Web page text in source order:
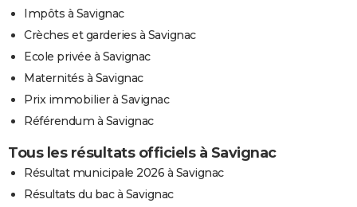
Impôts à Savignac
Crèches et garderies à Savignac
Ecole privée à Savignac
Maternités à Savignac
Prix immobilier à Savignac
Référendum à Savignac
Tous les résultats officiels à Savignac
Résultat municipale 2026 à Savignac
Résultats du bac à Savignac